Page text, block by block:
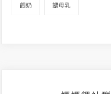
餵奶 餵母乳